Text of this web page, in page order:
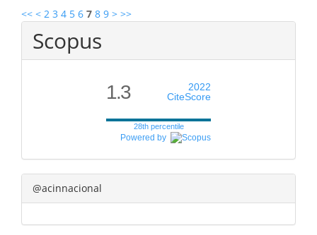
<< < 2 3 4 5 6 7 8 9 > >>
Scopus
1.3
2022
CiteScore
28th percentile
Powered by
@acinnacional